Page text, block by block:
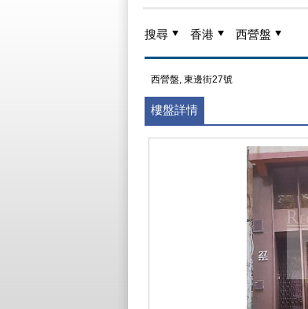
搜尋 香港 西營盤
西營盤, 東邊街27號
樓盤詳情